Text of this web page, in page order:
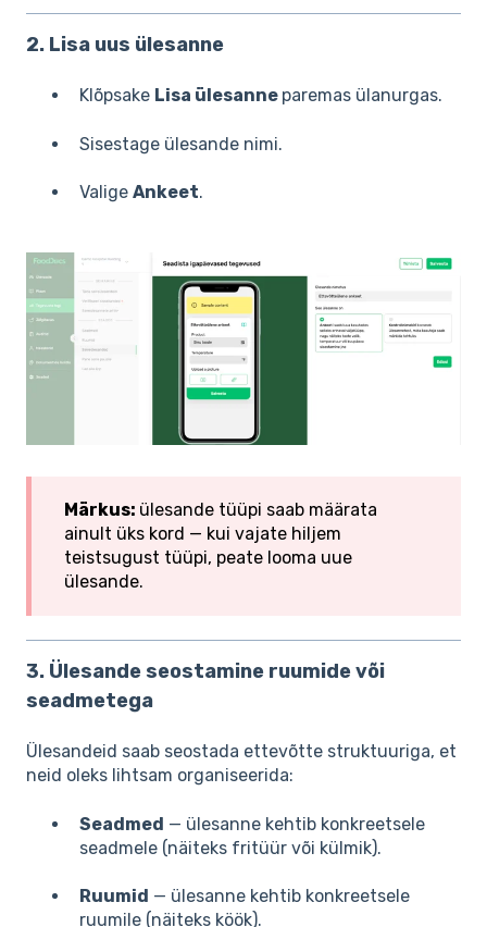
2. Lisa uus ülesanne
Klõpsake Lisa ülesanne paremas ülanurgas.
Sisestage ülesande nimi.
Valige Ankeet.
Märkus: ülesande tüüpi saab määrata
ainult üks kord — kui vajate hiljem
teistsugust tüüpi, peate looma uue
ülesande.
3. Ülesande seostamine ruumide või
seadmetega
Ülesandeid saab seostada ettevõtte struktuuriga, et
neid oleks lihtsam organiseerida:
Seadmed — ülesanne kehtib konkreetsele
seadmele (näiteks fritüür või külmik).
Ruumid — ülesanne kehtib konkreetsele
ruumile (näiteks köök).